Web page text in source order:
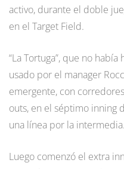
activo, durante el doble
en el Target Field.
“La Tortuga”, que no
usado por el manager
emergente, con
outs, en el séptimo inning
una línea por la intermedia.
Luego comenzó el extra